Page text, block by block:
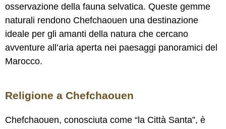
osservazione della fauna selvatica. Queste gemme
naturali rendono Chefchaouen una destinazione
ideale per gli amanti della natura che cercano
avventure all’aria aperta nei paesaggi panoramici del
Marocco.
Religione a Chefchaouen
Chefchaouen, conosciuta come “la Città Santa”, è